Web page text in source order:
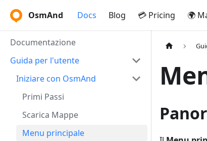
OsmAnd Docs Blog 💳 Pricing 🌍
Documentazione
Guida per l'utente
Iniziare con OsmAnd
Primi Passi
Scarica Mappe
Menu principale